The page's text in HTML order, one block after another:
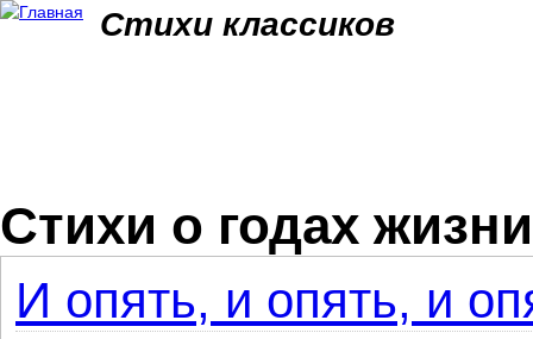
Стихи классиков
Стихи о годах жизни
И опять, и опять, и